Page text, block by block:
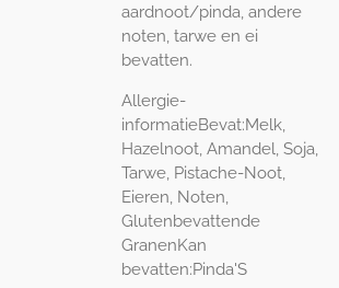
aardnoot/pinda, andere
noten, tarwe en ei
bevatten.
Allergie-
informatieBevat:Melk,
Hazelnoot, Amandel, Soja,
Tarwe, Pistache-Noot,
Eieren, Noten,
Glutenbevattende
GranenKan
bevatten:Pinda'S